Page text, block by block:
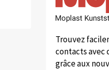
Trouvez
contacts avec
grâce aux